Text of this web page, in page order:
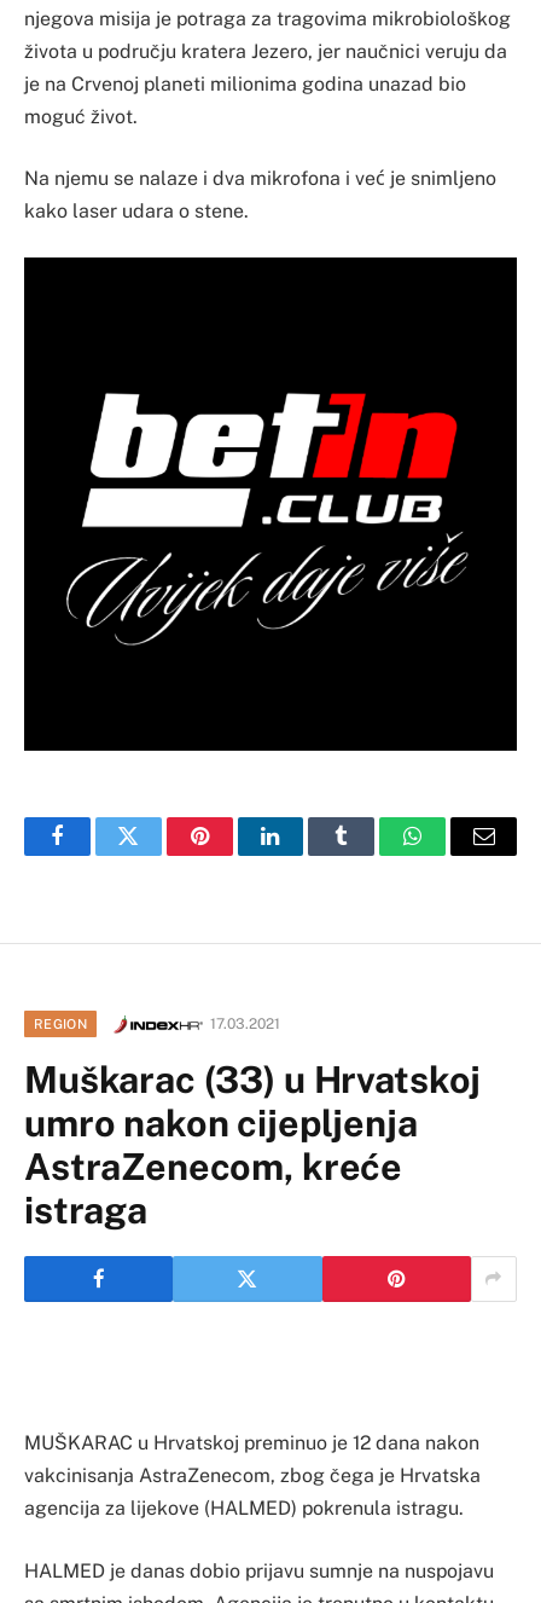
njegova misija je potraga za tragovima mikrobiološkog
života u području kratera Jezero, jer naučnici veruju da
je na Crvenoj planeti milionima godina unazad bio
moguć život.
Na njemu se nalaze i dva mikrofona i već je snimljeno
kako laser udara o stene.
FacebookTwitter PinterestLinkedInTumblr WhatsAppEmail
REGION 17.03.2021
Muškarac (33) u Hrvatskoj
umro nakon cijepljenja
AstraZenecom, kreće
istraga
MUŠKARAC u Hrvatskoj preminuo je 12 dana nakon
vakcinisanja AstraZenecom, zbog čega je Hrvatska
agencija za lijekove (HALMED) pokrenula istragu.
HALMED je danas dobio prijavu sumnje na nuspojavu